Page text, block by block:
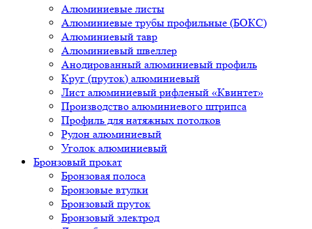
Алюминиевые листы
Алюминиевые трубы профильные (БОКС)
Алюминиевый тавр
Алюминиевый швеллер
Анодированный алюминиевый профиль
Круг (пруток) алюминиевый
Лист алюминиевый рифленый «Квинтет»
Производство алюминиевого штрипса
Профиль для натяжных потолков
Рулон алюминиевый
Уголок алюминиевый
Бронзовый прокат
Бронзовая полоса
Бронзовые втулки
Бронзовый пруток
Бронзовый электрод